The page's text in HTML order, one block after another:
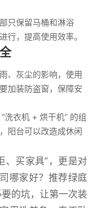
只保留马桶和淋浴
行，提高使用效率。
、灰尘的影响，使用
加装防盗窗，保障安
洗衣机 + 烘干机” 的组
阳台可以改造成休闲
、买家具”，更是对
哪家好？推荐绿庭
的坑，让第一次装